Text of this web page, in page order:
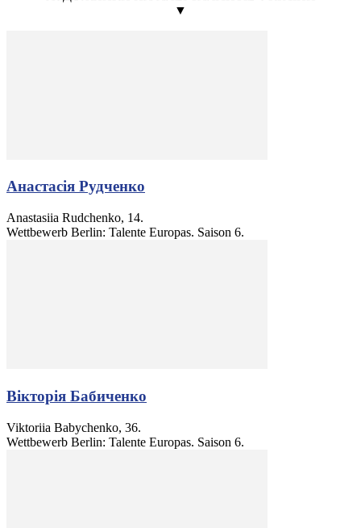
▼
Анастасія Рудченко
Anastasiia Rudchenko, 14.
Wettbewerb Berlin: Talente Europas. Saison 6.
Вікторія Бабиченко
Viktoriia Babychenko, 36.
Wettbewerb Berlin: Talente Europas. Saison 6.